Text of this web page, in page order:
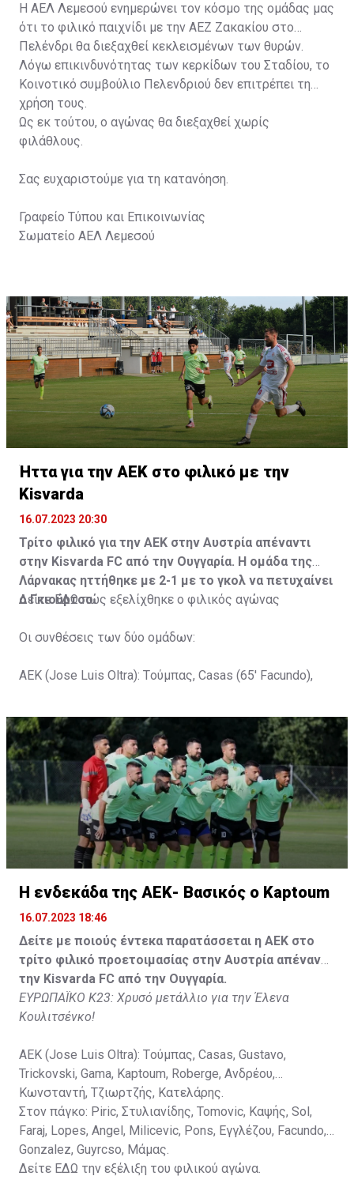
Η ΑΕΛ Λεμεσού ενημερώνει τον κόσμο της ομάδας μας
ότι το φιλικό παιχνίδι με την ΑΕΖ Ζακακίου στο
Πελένδρι θα διεξαχθεί κεκλεισμένων των θυρών.
Λόγω επικινδυνότητας των κερκίδων του Σταδίου, το
Κοινοτικό συμβούλιο Πελενδριού δεν επιτρέπει τη
χρήση τους.
Ως εκ τούτου, ο αγώνας θα διεξαχθεί χωρίς
φιλάθλους.
Σας ευχαριστούμε για τη κατανόηση.
Γραφείο Τύπου και Επικοινωνίας
Σωματείο ΑΕΛ Λεμεσού
Ήττα για την ΑΕΚ στο φιλικό με την
Kisvarda
16.07.2023 20:30
Τρίτο φιλικό για την ΑΕΚ στην Αυστρία απέναντι
στην Kisvarda FC από την Ουγγαρία. Η ομάδα της
Λάρνακας ηττήθηκε με 2-1 με το γκολ να πετυχαίνει
ο Γκιούρτσο.
ΔείτεΕΔΩπώς εξελίχθηκε ο φιλικός αγώνας
Οι συνθέσεις των δύο ομάδων:
ΑΕΚ (Jose Luis Oltra): Tούμπας, Casas (65' Facundo),
Gyurcso), Κaptoum (46' Καψής (65' Mάμας), Roberge (65'
Tomovic), Aνδρέου (65' Angel) , Κωνσταντή (65' Sol),
Τζιωρτζής (65' Faraj), Κατελάρης (65' Milicevic).
Στον πάγκο: Piric, Στυλιανίδης, Tomovic, Καψής, Sol,
Faraj, Lopes, Angel, Milicevic, Pons, Εγγλέζου, Facundo,
Gonzalez, Guyrcso, Μάμας.
Κisvarda FC (Milos Kruscic): Kovacs, Navratil, Raul, Szor,
Lippai, Alic, Kormendi, Makowski, Czekus, Ilievski,
Στον πάγκο: Petkovic, Cipetic, Kovasic, Jovicic, Szeles,
Vida, Otvos, Lucas, Camas, Mesanovic.
H ενδεκάδα της ΑΕΚ- Βασικός ο Kaptoum
16.07.2023 18:46
Δείτε με ποιούς έντεκα παρατάσσεται η ΑΕΚ στο
τρίτο φιλικό προετοιμασίας στην Αυστρία απέναντι
την Kisvarda FC από την Ουγγαρία.
ΕΥΡΩΠΑΪΚΟ Κ23: Χρυσό μετάλλιο για την Έλενα
Κουλιτσένκο!
ΑΕΚ (Jose Luis Oltra): Tούμπας, Casas, Gustavo,
Trickovski, Gama, Κaptoum, Roberge, Aνδρέου,
Κωνσταντή, Τζιωρτζής, Κατελάρης.
Στον πάγκο: Piric, Στυλιανίδης, Tomovic, Καψής, Sol,
Faraj, Lopes, Angel, Milicevic, Pons, Εγγλέζου, Facundo,
Gonzalez, Guyrcso, Μάμας.
Δείτε ΕΔΩ την εξέλιξη του φιλικού αγώνα.